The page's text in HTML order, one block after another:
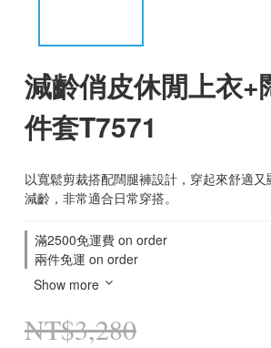
減齡俏皮休閒上衣+
件套T7571
以寬鬆剪裁搭配闊腿褲設計，穿起來舒適
減齡，非常適合日常穿搭。
滿2500免運費 on order
兩件免運 on order
Show more
NT$3,280